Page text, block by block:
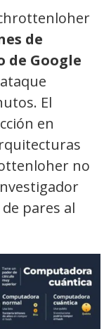
de
de Google
El
en
no
pares al